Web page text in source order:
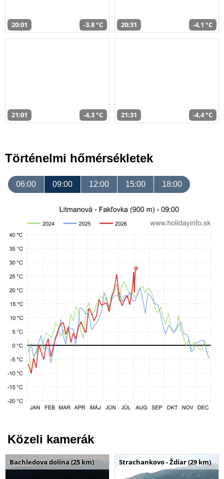
20:01 -3,8 °C 20:31 -4,1 °C
21:01 -4,3 °C 21:31 -4,4 °C
Történelmi hőmérsékletek
06:00 09:00 12:00 15:00 18:00
Közeli kamerák
Bachledova dolina (25 km) Strachankovo - Ždiar (29 km)